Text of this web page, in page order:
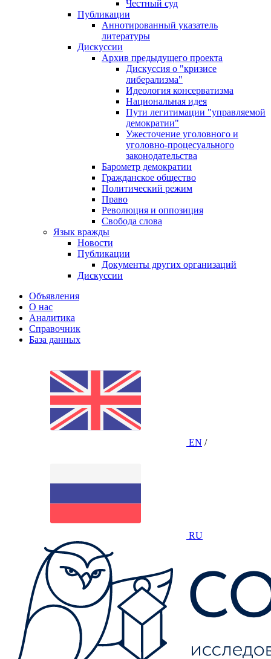
Честный суд
Публикации
Аннотированный указатель
литературы
Дискуссии
Архив предыдущего проекта
Дискуссия о "кризисе
либерализма"
Идеология консерватизма
Национальная идея
Пути легитимации "управляемой
демократии"
Ужесточение уголовного и
уголовно-процесуального
законодательства
Барометр демократии
Гражданское общество
Политический режим
Право
Революция и оппозиция
Свобода слова
Язык вражды
Новости
Публикации
Документы других организаций
Дискуссии
Объявления
О нас
Аналитика
Справочник
База данных
EN /
RU